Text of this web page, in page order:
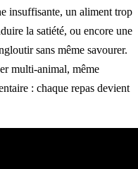
insuffisante, un aliment trop
la satiété, ou encore une
sans même savourer.
multi-animal, même
: chaque repas devient